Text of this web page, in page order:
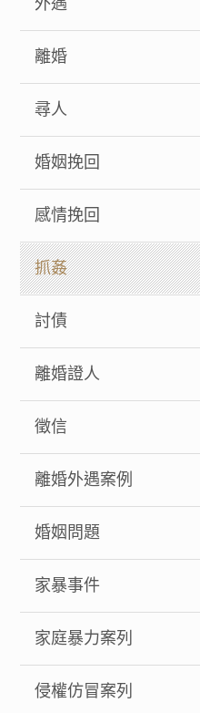
外遇
離婚
尋人
婚姻挽回
感情挽回
抓姦
討債
離婚證人
徵信
離婚外遇案例
婚姻問題
家暴事件
家庭暴力案列
侵權仿冒案列